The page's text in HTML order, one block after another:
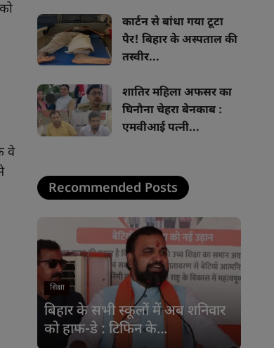
वे
कार्टन से बांधा गया टूटा
पैर! बिहार के अस्पताल की
तस्वीर...
शातिर महिला अफसर का
घिनौना चेहरा बेनकाब :
एमवीआई पत्नी...
Recommended Posts
शिक्षा
बिहार के सभी स्कूलों में अब शनिवार
को हाफ-डे : टिफिन के...